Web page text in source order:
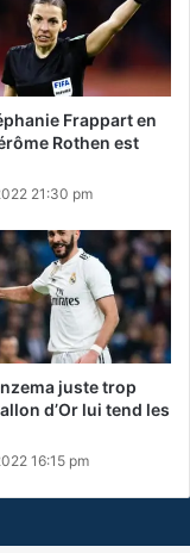
Frappart en
Rothen est
21:30 pm
juste trop
d’Or lui tend les
16:15 pm